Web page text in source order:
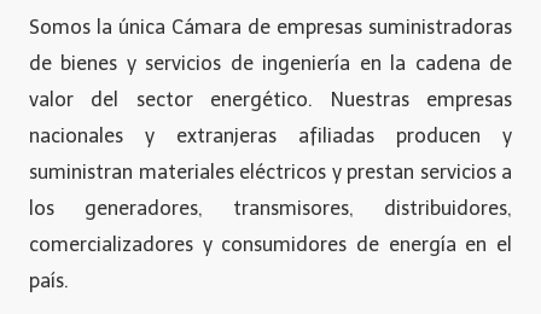
Somos la única Cámara de empresas suministradoras
de bienes y servicios de ingeniería en la cadena de
valor del sector energético. Nuestras empresas
nacionales y extranjeras afiliadas producen y
suministran materiales eléctricos y prestan servicios a
los generadores, transmisores, distribuidores,
comercializadores y consumidores de energía en el
país.